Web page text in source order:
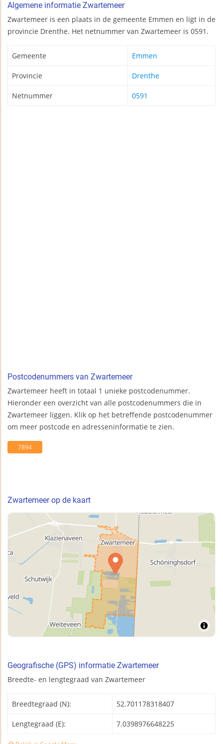
Algemene informatie Zwartemeer
Zwartemeer is een plaats in de gemeente Emmen en ligt in de
provincie Drenthe. Het netnummer van Zwartemeer is 0591.
Gemeente Emmen
Provincie Drenthe
Netnummer 0591
Postcodenummers van Zwartemeer
Zwartemeer heeft in totaal 1 unieke postcodenummer.
Hieronder een overzicht van alle postcodenummers die in
Zwartemeer liggen. Klik op het betreffende postcodenummer
om meer postcode en adresseninformatie te zien.
7894
Zwartemeer op de kaart
Geografische (GPS) informatie Zwartemeer
Breedte- en lengtegraad van Zwartemeer
Breedtegraad (N): 52.701178318407
Lengtegraad (E): 7.0398976648225